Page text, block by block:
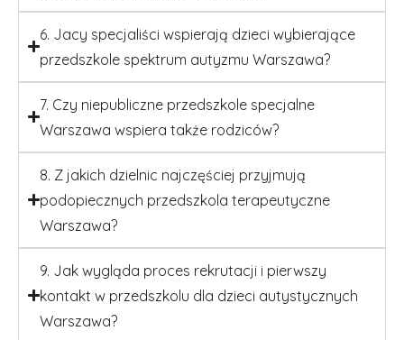
6. Jacy specjaliści wspierają dzieci wybierające
przedszkole spektrum autyzmu Warszawa?
7. Czy niepubliczne przedszkole specjalne
Warszawa wspiera także rodziców?
8. Z jakich dzielnic najczęściej przyjmują
podopiecznych przedszkola terapeutyczne
Warszawa?
9. Jak wygląda proces rekrutacji i pierwszy
kontakt w przedszkolu dla dzieci autystycznych
Warszawa?